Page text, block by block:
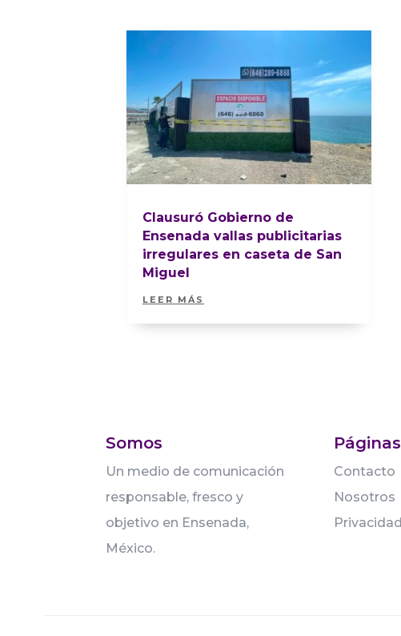
Clausuró Gobierno de
Ensenada vallas publicitarias
irregulares en caseta de San
Miguel
LEER MÁS
Somos
Un medio de comunicación
responsable, fresco y
objetivo en Ensenada,
México.
Páginas
Contacto
Nosotros
Privacidad